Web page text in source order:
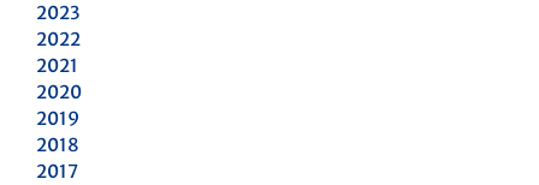
2023
2022
2021
2020
2019
2018
2017